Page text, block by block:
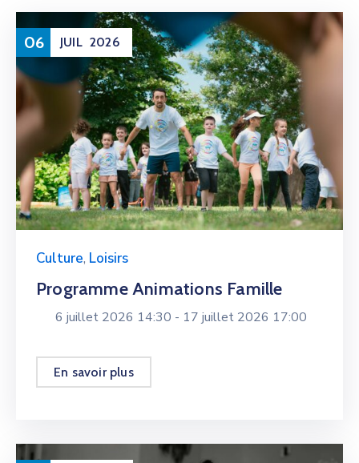
06 JUIL 2026
Culture, Loisirs
Programme Animations Famille
6 juillet 2026 14:30 - 17 juillet 2026 17:00
En savoir plus